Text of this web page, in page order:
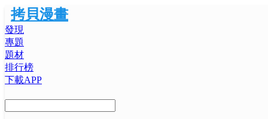
拷貝漫畫
發現
專題
題材
排行榜
下載APP